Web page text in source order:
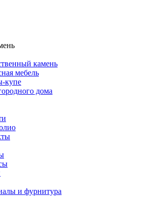
камень
мебель
купе
дома
и фурнитура